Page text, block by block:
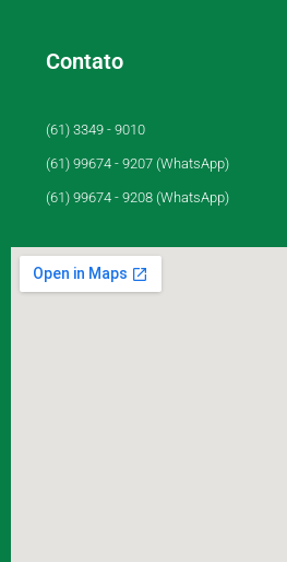
Contato
(61) 3349 - 9010
(61) 99674 - 9207 (WhatsApp)
(61) 99674 - 9208 (WhatsApp)